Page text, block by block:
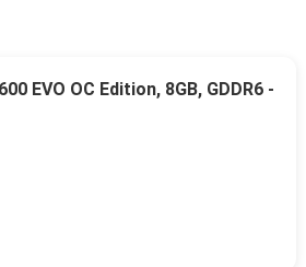
EVO OC Edition, 8GB, GDDR6 -